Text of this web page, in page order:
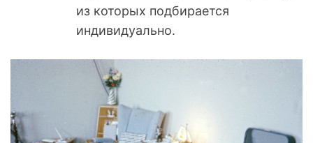
из которых подбирается
индивидуально.